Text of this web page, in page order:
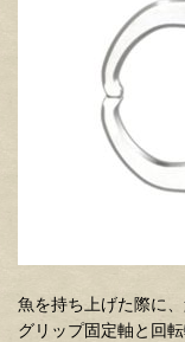
魚を持ち上げた際に
グリップ固定軸と回